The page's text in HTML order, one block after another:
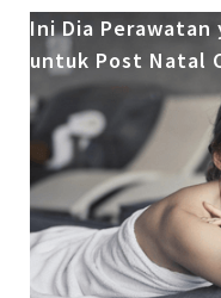
Ini Dia Perawatan
untuk Post Natal